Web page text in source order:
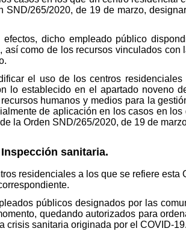
SND/265/2020, de 19 de marzo,
efectos, dicho empleado público
así como de los recursos vinculados
el uso de los centros residenciales
lo establecido en el apartado noveno
humanos y medios para la
de aplicación en los casos en
la Orden SND/265/2020, de 19 de
sanitaria.
residenciales a los que se refiere
públicos designados por las
quedando autorizados para
crisis sanitaria originada por el COVID-19.